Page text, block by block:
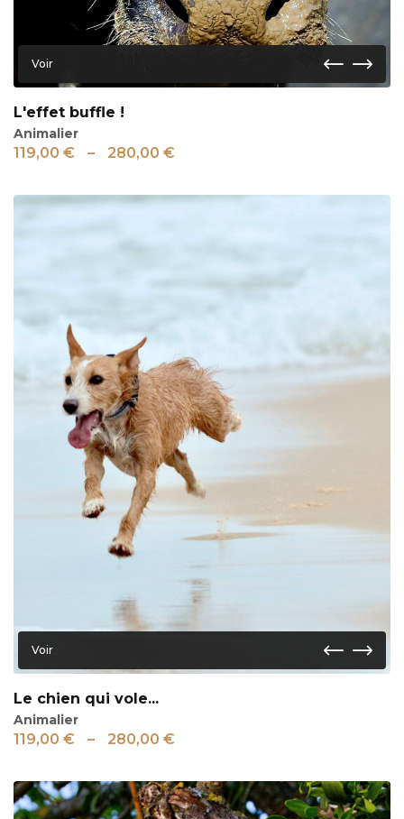
Voir
L'effet buffle !
Animalier
119,00 € – 280,00 €
Voir
Le chien qui vole...
Animalier
119,00 € – 280,00 €